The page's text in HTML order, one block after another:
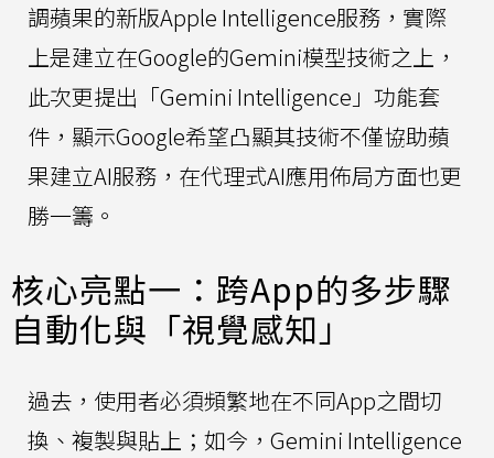
調蘋果的新版Apple Intelligence服務，實際
上是建立在Google的Gemini模型技術之上，
此次更提出「Gemini Intelligence」功能套
件，顯示Google希望凸顯其技術不僅協助蘋
果建立AI服務，在代理式AI應用佈局方面也更
勝一籌。
核心亮點一：跨App的多步驟
自動化與「視覺感知」
過去，使用者必須頻繁地在不同App之間切
換、複製與貼上；如今，Gemini Intelligence